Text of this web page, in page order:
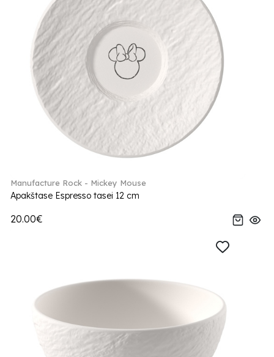
Manufacture Rock - Mickey Mouse
Apakštase Espresso tasei 12 cm
20.00€